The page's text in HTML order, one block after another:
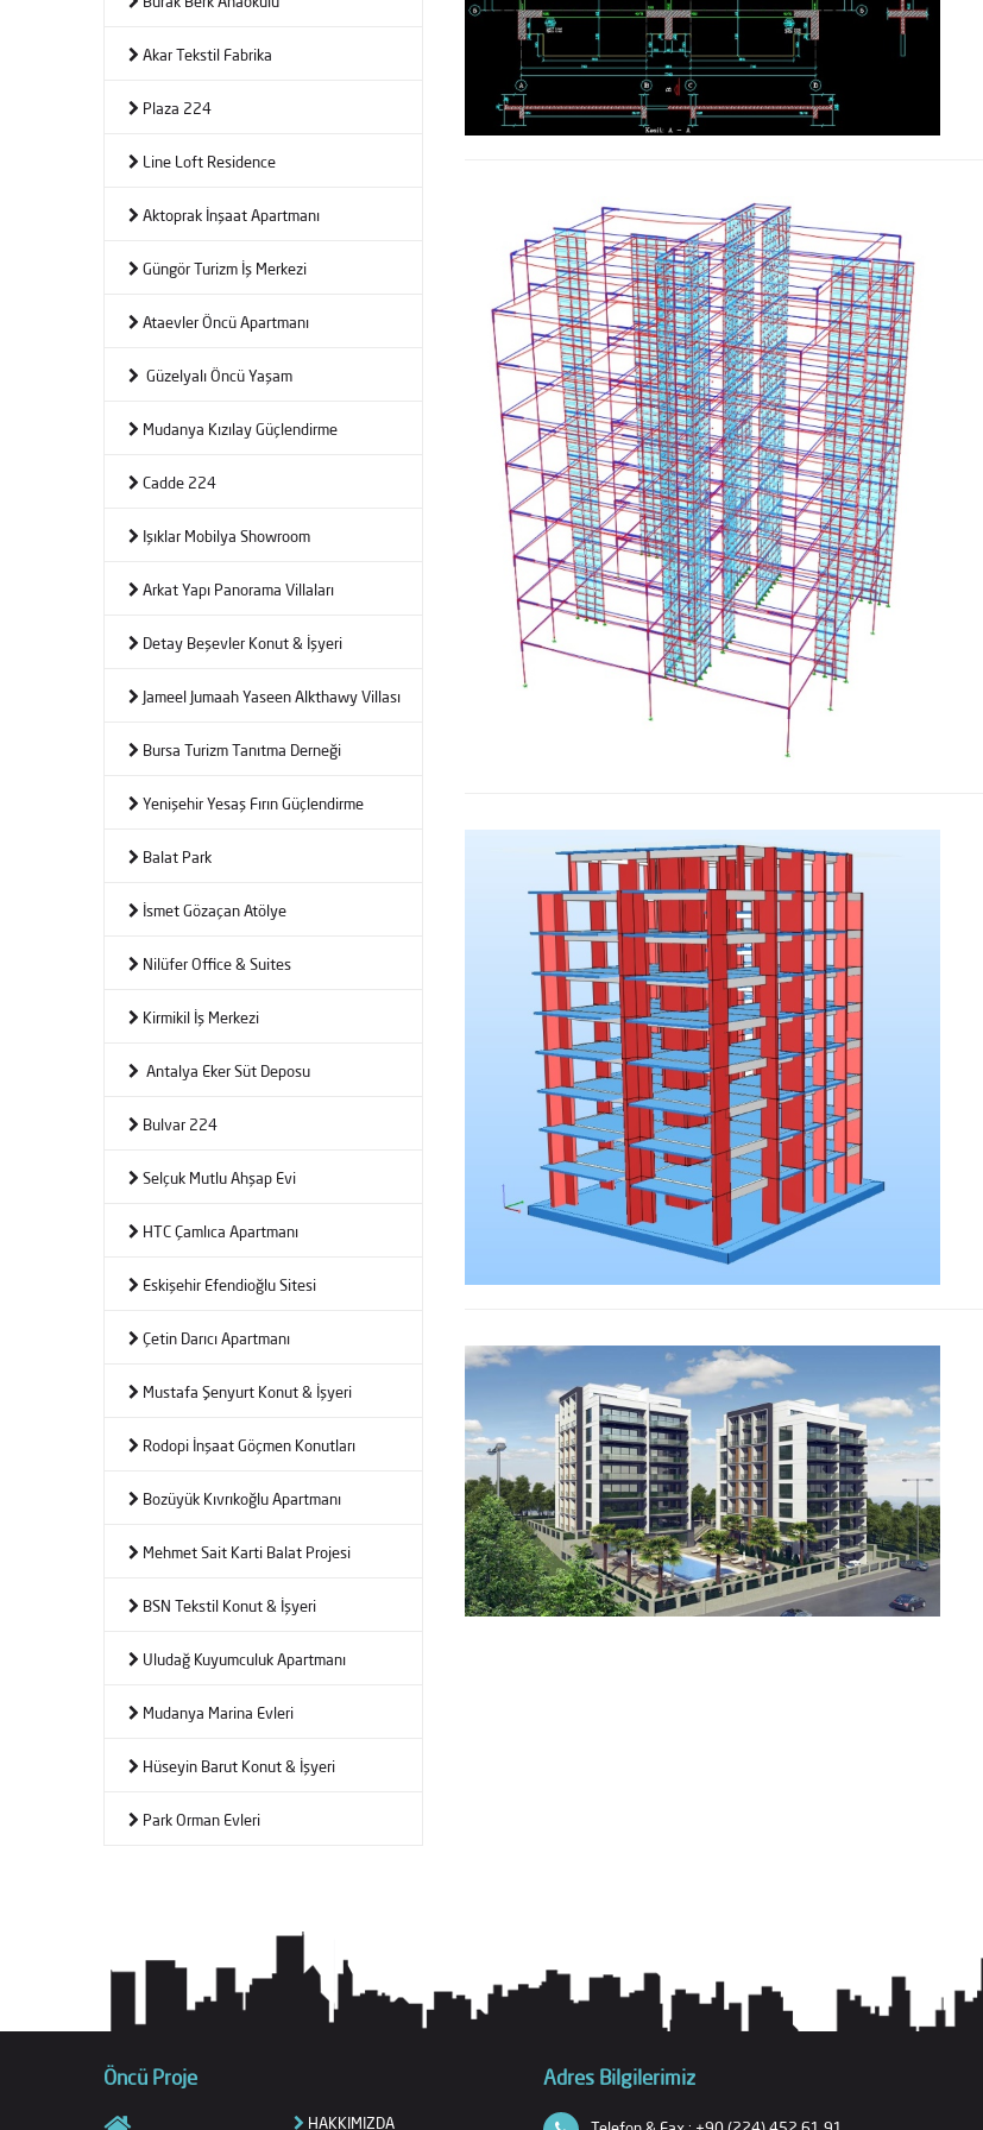
Akar Tekstil Fabrika
Plaza 224
Line Loft Residence
Aktoprak İnşaat Apartmanı
Güngör Turizm İş Merkezi
Ataevler Öncü Apartmanı
Güzelyalı Öncü Yaşam
Mudanya Kızılay Güçlendirme
Cadde 224
Işıklar Mobilya Showroom
Arkat Yapı Panorama Villaları
Detay Beşevler Konut & İşyeri
Jameel Jumaah Yaseen Alkthawy Villası
Bursa Turizm Tanıtma Derneği
Yenişehir Yesaş Fırın Güçlendirme
Balat Park
İsmet Gözaçan Atölye
Nilüfer Office & Suites
Kirmikil İş Merkezi
Antalya Eker Süt Deposu
Bulvar 224
Selçuk Mutlu Ahşap Evi
HTC Çamlıca Apartmanı
Eskişehir Efendioğlu Sitesi
Çetin Darıcı Apartmanı
Mustafa Şenyurt Konut & İşyeri
Rodopi İnşaat Göçmen Konutları
Bozüyük Kıvrıkoğlu Apartmanı
Mehmet Sait Karti Balat Projesi
BSN Tekstil Konut & İşyeri
Uludağ Kuyumculuk Apartmanı
Mudanya Marina Evleri
Hüseyin Barut Konut & İşyeri
Park Orman Evleri
Öncü Proje
HAKKIMIZDA
Adres Bilgilerimiz